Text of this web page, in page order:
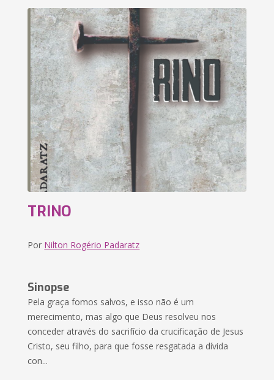
TRINO
Por Nilton Rogério Padaratz
Sinopse
Pela graça fomos salvos, e isso não é um
merecimento, mas algo que Deus resolveu nos
conceder através do sacrifício da crucificação de Jesus
Cristo, seu filho, para que fosse resgatada a dívida
con...